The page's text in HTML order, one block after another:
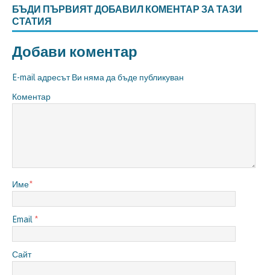
БЪДИ ПЪРВИЯТ ДОБАВИЛ КОМЕНТАР ЗА ТАЗИ
СТАТИЯ
Добави коментар
E-mail адресът Ви няма да бъде публикуван
Коментар
Име*
Email *
Сайт